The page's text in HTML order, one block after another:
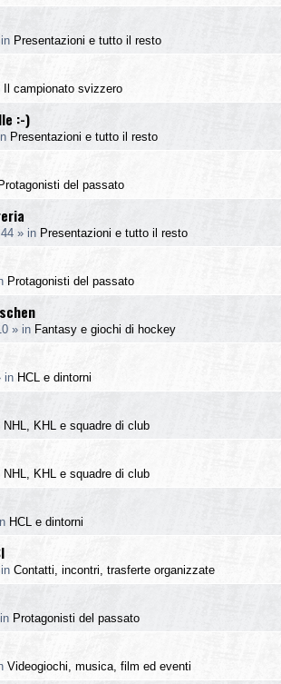
Presentazioni e tutto il resto
Il campionato svizzero
:-)
Presentazioni e tutto il resto
del passato
» in Presentazioni e tutto il resto
Protagonisti del passato
» in Fantasy e giochi di hockey
in HCL e dintorni
NHL, KHL e squadre di club
NHL, KHL e squadre di club
HCL e dintorni
Contatti, incontri, trasferte organizzate
Protagonisti del passato
Videogiochi, musica, film ed eventi